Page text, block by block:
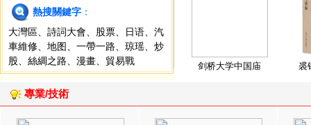
熱搜關鍵字 ：
大灣區
詩詞大會 股票 日语
汽
車維修
地图 一帶一路 琼瑶
炒
股
絲綢之路 漫畫 貿易戰 剑桥大学中国庙 裘
專業/技術